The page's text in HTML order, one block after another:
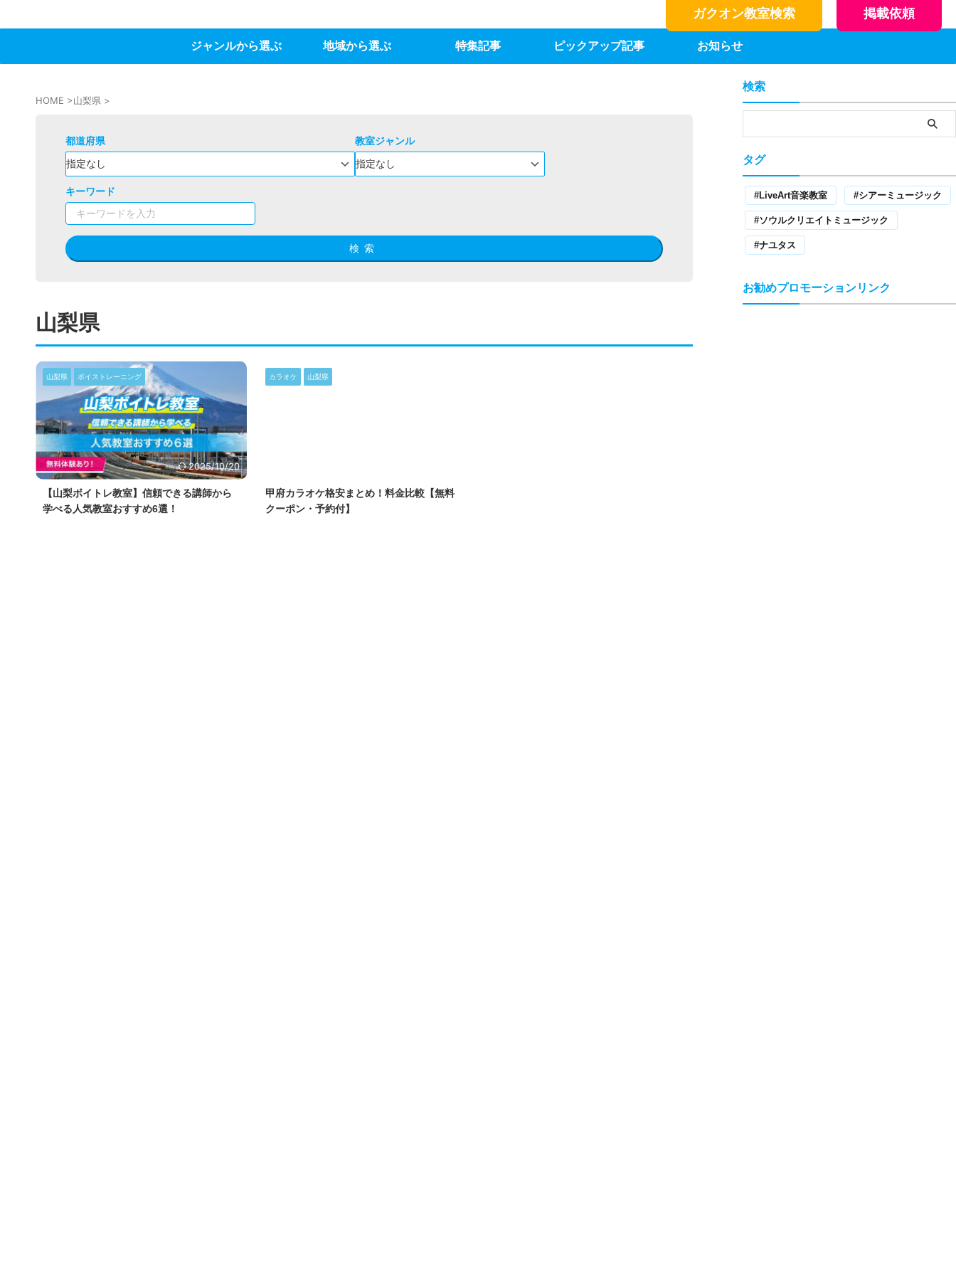
ガクオン教室検索 掲載依頼
ジャンルから選ぶ 地域から選ぶ 特集記事 ピックアップ記事 お知らせ
HOME >山梨県 >
都道府県 教室ジャンル
キーワード
検索
山梨県
山梨県 ボイストレーニング
2025/10/20
【山梨ボイトレ教室】信頼できる講師から
学べる人気教室おすすめ6選！
カラオケ 山梨県
甲府カラオケ格安まとめ！料金比較【無料
クーポン・予約付】
検索
タグ
LiveArt音楽教室 シアーミュージック
ソウルクリエイトミュージック
ナユタス
お勧めプロモーションリンク